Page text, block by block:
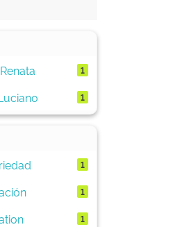
1
1
1
1
1